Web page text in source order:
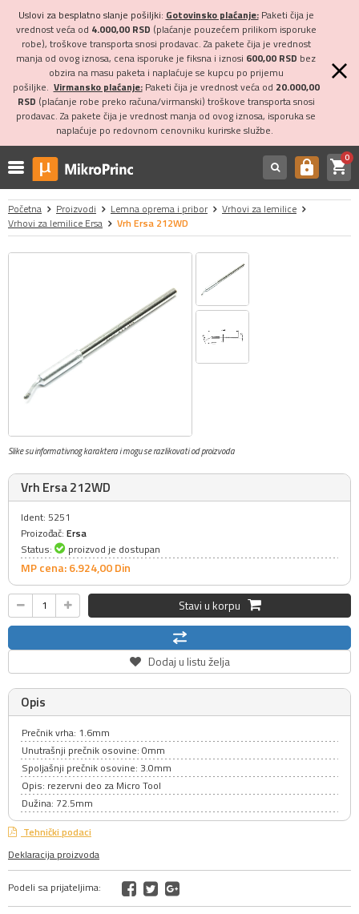
Uslovi za besplatno slanje pošiljki: Gotovinsko plaćanje:Paketi čija je
vrednost veća od 4.000,00 RSD (plaćanje pouzećem prilikom isporuke
robe), troškove transporta snosi prodavac. Za pakete čija je vrednost
manja od ovog iznosa, cena isporuke je fiksna i iznosi 600,00 RSD bez
obzira na masu paketa i naplaćuje se kupcu po prijemu
pošiljke. Virmansko plaćanje:Paketi čija je vrednost veća od 20.000,00
RSD (plaćanje robe preko računa/virmanski) troškove transporta snosi
prodavac. Za pakete čija je vrednost manja od ovog iznosa, isporuka se
naplaćuje po redovnom cenovniku kurirske službe.
https shopping_cart0
Početna Proizvodi Lemna oprema i pribor
Vrhovi za lemilice
Vrhovi za lemilice Ersa
Vrh Ersa 212WD
Slike su informativnog karaktera i mogu se razlikovati od proizvoda
Vrh Ersa 212WD
Ident: 5251
Proizođač: Ersa
Status:
proizvod je dostupan
MP cena: 6.924,00Din
Stavi u korpu
Dodaj u listu želja
Opis
Prečnik vrha: 1.6mm
Unutrašnji prečnik osovine: 0mm
Spoljašnji prečnik osovine: 3.0mm
Opis: rezervni deo za Micro Tool
Dužina: 72.5mm
Tehnički podaci
Deklaracija proizvoda
Podeli sa prijateljima: